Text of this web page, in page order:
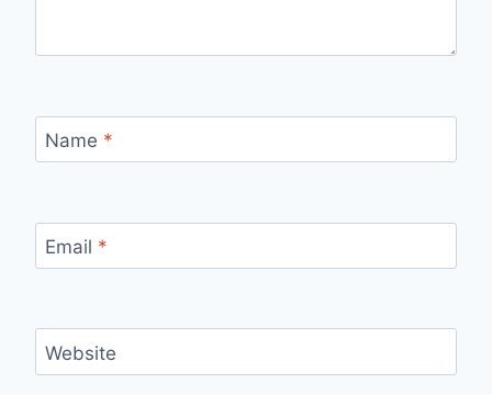
Name *
Email *
Website